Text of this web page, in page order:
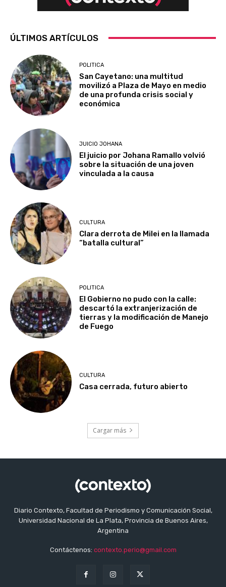
ÚLTIMOS ARTÍCULOS
POLITICA
San Cayetano: una multitud
movilizó a Plaza de Mayo en medio
de una profunda crisis social y
económica
JUICIO JOHANA
El juicio por Johana Ramallo volvió
sobre la situación de una joven
vinculada a la causa
CULTURA
Clara derrota de Milei en la llamada
“batalla cultural”
POLITICA
El Gobierno no pudo con la calle:
descartó la extranjerización de
tierras y la modificación de Manejo
de Fuego
CULTURA
Casa cerrada, futuro abierto
Cargar más
Diario Contexto, Facultad de Periodismo y Comunicación Social,
Universidad Nacional de La Plata, Provincia de Buenos Aires,
Argentina
Contáctenos: contexto.perio@gmail.com